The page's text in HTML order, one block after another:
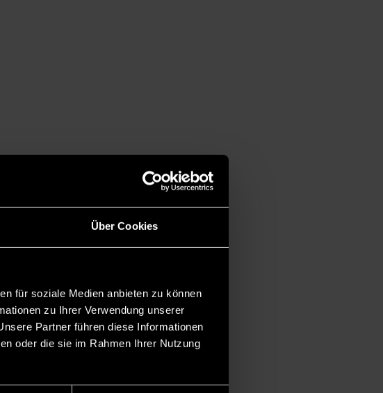
Über Cookies
für soziale Medien anbieten zu können
zu Ihrer Verwendung unserer
Partner führen diese Informationen
oder die sie im Rahmen Ihrer Nutzung